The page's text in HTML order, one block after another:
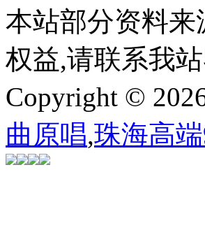
本站部分资料
权益,请联系我
Copyright ©
曲原唱,珠海高